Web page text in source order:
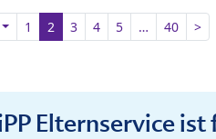
1 2 3 4 5 … 40 >
Elternservice ist